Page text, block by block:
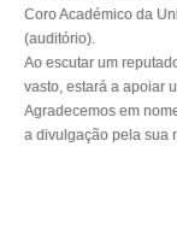
Coro Académico da
(auditório).
Ao escutar um
vasto, estará a apoiar
Agradecemos em
a divulgação pela sua